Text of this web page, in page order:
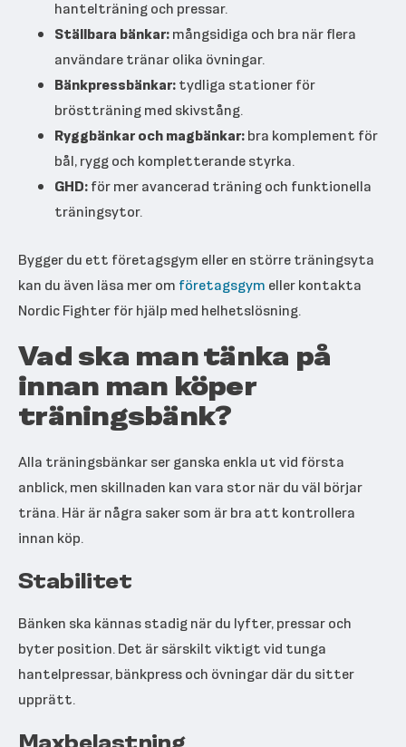
hantelträning och pressar.
Ställbara bänkar:mångsidiga och bra när flera
användare tränar olika övningar.
Bänkpressbänkar:tydliga stationer för
bröstträning med skivstång.
Ryggbänkar och magbänkar:bra komplement för
bål, rygg och kompletterande styrka.
GHD:för mer avancerad träning och funktionella
träningsytor.
Bygger du ett företagsgym eller en större träningsyta
kan du även läsa mer om företagsgym eller kontakta
Nordic Fighter för hjälp med helhetslösning.
Vad ska man tänka på
innan man köper
träningsbänk?
Alla träningsbänkar ser ganska enkla ut vid första
anblick, men skillnaden kan vara stor när du väl börjar
träna. Här är några saker som är bra att kontrollera
innan köp.
Stabilitet
Bänken ska kännas stadig när du lyfter, pressar och
byter position. Det är särskilt viktigt vid tunga
hantelpressar, bänkpress och övningar där du sitter
upprätt.